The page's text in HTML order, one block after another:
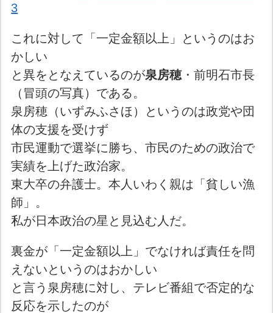
3
これに対して「一定金額以上」というのはお
かしい
と異をとなえているのが泉房穂・前明石市長
（冒頭の写真）である。
泉房穂（いずみふさほ）というのは政党や団
体の支援を受けず
市民運動で選挙に勝ち、市民のための政治で
実績を上げた政治家。
東大卒の弁護士。本人いわく親は「貧しい漁
師」。
私が日本政治の星と見込む人だ。
裏金が「一定金額以上」でなければ責任を問
えないというのはおかしい
と言う泉房穂に対し、テレビ番組で否定的な
反応を示したのが